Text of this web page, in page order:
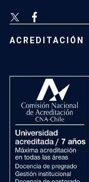
ACREDITACIÓN